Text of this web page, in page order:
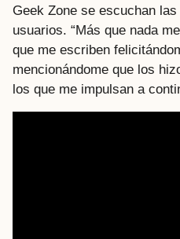
Geek Zone se escuchan
usuarios. “Más que nada
que me escriben
mencionándome que los
los que me impulsan a